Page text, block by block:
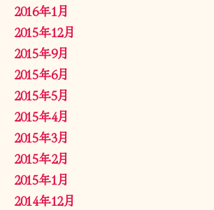
2016年1月
2015年12月
2015年9月
2015年6月
2015年5月
2015年4月
2015年3月
2015年2月
2015年1月
2014年12月